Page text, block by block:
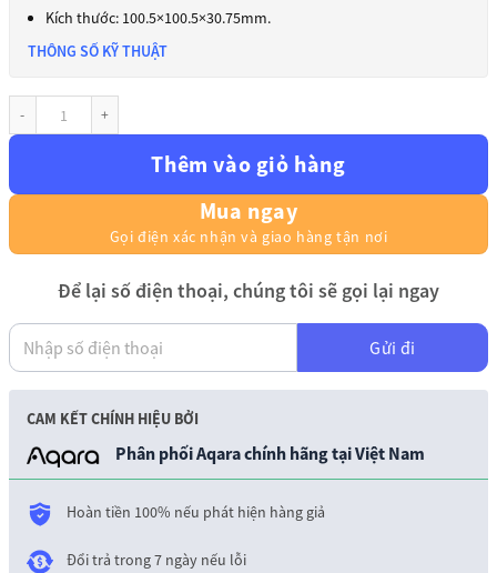
Kích thước: 100.5×100.5×30.75mm.
THÔNG SỐ KỸ THUẬT
Bộ Điều Khiển Trung Tâm Aqara M2 HM2-G01 số lượng
Thêm vào giỏ hàng
Mua ngay
Gọi điện xác nhận và giao hàng tận nơi
Để lại số điện thoại, chúng tôi sẽ gọi lại ngay
Gửi đi
CAM KẾT CHÍNH HIỆU BỞI
Phân phối Aqara chính hãng tại Việt Nam
Hoàn tiền 100% nếu phát hiện hàng giả
Đổi trả trong 7 ngày nếu lỗi